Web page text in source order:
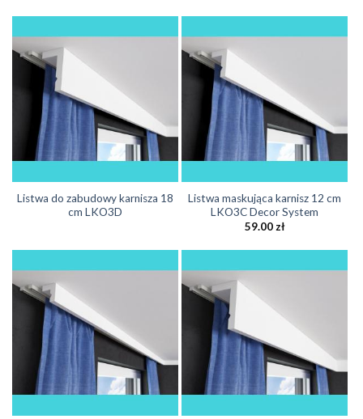
Listwa do zabudowy karnisza 18
cm LKO3D
Listwa maskująca karnisz 12 cm
LKO3C Decor System
59.00zł